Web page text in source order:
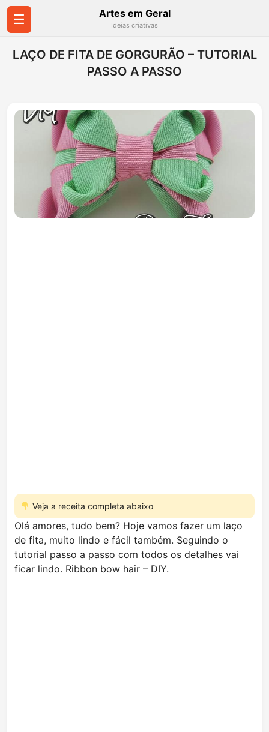
☰ Artes em Geral
Ideias criativas
LAÇO DE FITA DE GORGURÃO – TUTORIAL
PASSO A PASSO
Veja a receita completa abaixo
Olá amores, tudo bem? Hoje vamos fazer um laço
de fita, muito lindo e fácil também. Seguindo o
tutorial passo a passo com todos os detalhes vai
ficar lindo. Ribbon bow hair – DIY.